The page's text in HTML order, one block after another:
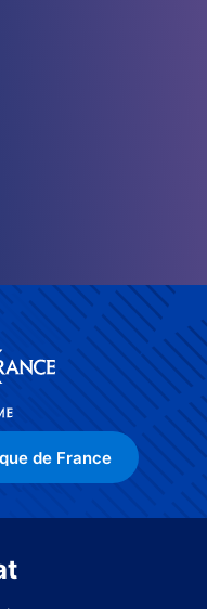
de France